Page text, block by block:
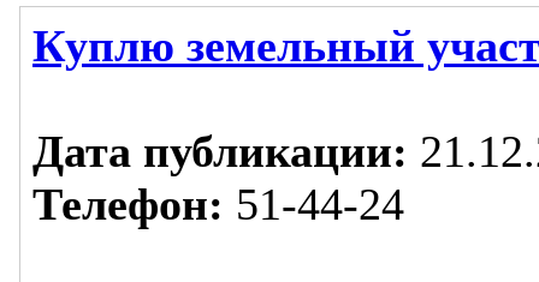
Куплю земельный
Дата публикации:
Телефон: 51-44-24